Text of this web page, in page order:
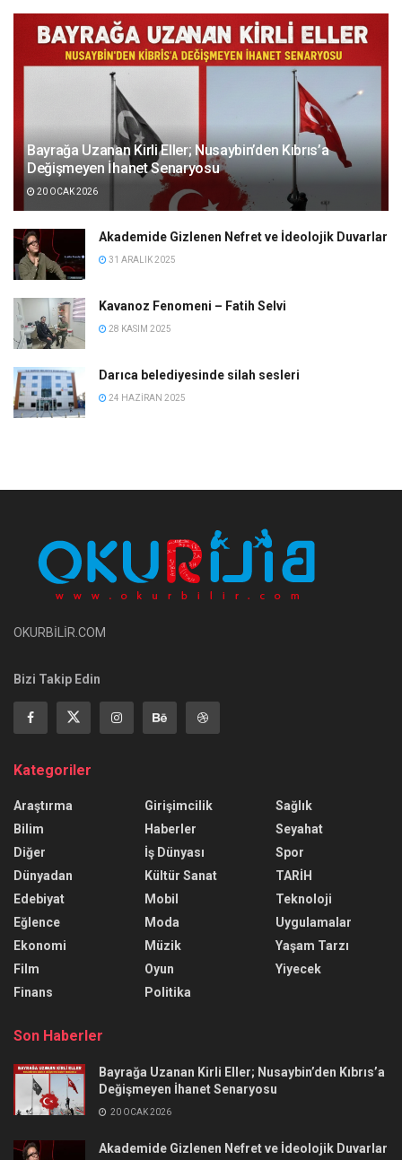
Bayrağa Uzanan Kirli Eller; Nusaybin’den Kıbrıs’a
Değişmeyen İhanet Senaryosu
20 OCAK 2026
Akademide Gizlenen Nefret ve İdeolojik Duvarlar
31 ARALIK 2025
Kavanoz Fenomeni – Fatih Selvi
28 KASIM 2025
Darıca belediyesinde silah sesleri
24 HAZIRAN 2025
OKURBİLİR.COM
Bizi Takip Edin
Kategoriler
Araştırma
Bilim
Diğer
Dünyadan
Edebiyat
Eğlence
Ekonomi
Film
Finans
Girişimcilik
Haberler
İş Dünyası
Kültür Sanat
Mobil
Moda
Müzik
Oyun
Politika
Sağlık
Seyahat
Spor
TARİH
Teknoloji
Uygulamalar
Yaşam Tarzı
Yiyecek
Son Haberler
Bayrağa Uzanan Kirli Eller; Nusaybin’den Kıbrıs’a
Değişmeyen İhanet Senaryosu
20 OCAK 2026
Akademide Gizlenen Nefret ve İdeolojik Duvarlar